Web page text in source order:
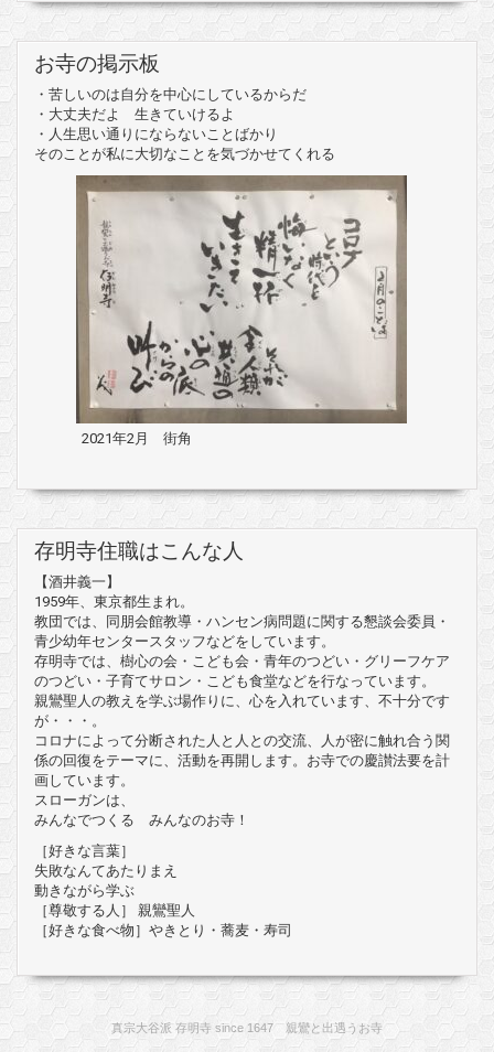
お寺の掲示板
・苦しいのは自分を中心にしているからだ
・大丈夫だよ 生きていけるよ
・人生思い通りにならないことばかり
そのことが私に大切なことを気づかせてくれる
2021年2月 街角
存明寺住職はこんな人
【酒井義一】
1959年、東京都生まれ。
教団では、同朋会館教導・ハンセン病問題に関する懇談会委員・
青少幼年センタースタッフなどをしています。
存明寺では、樹心の会・こども会・青年のつどい・グリーフケア
のつどい・子育てサロン・こども食堂などを行なっています。
親鸞聖人の教えを学ぶ場作りに、心を入れています、不十分です
が・・・。
コロナによって分断された人と人との交流、人が密に触れ合う関
係の回復をテーマに、活動を再開します。お寺での慶讃法要を計
画しています。
スローガンは、
みんなでつくる みんなのお寺！
［好きな言葉］
失敗なんてあたりまえ
動きながら学ぶ
［尊敬する人］ 親鸞聖人
［好きな食べ物］やきとり・蕎麦・寿司
真宗大谷派 存明寺 since 1647 親鸞と出遇うお寺